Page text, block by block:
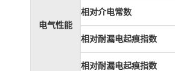
电气性能
相对介电常数
相对耐漏电起痕指数
相对耐漏电起痕指数